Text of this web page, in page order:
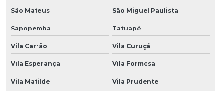
São Mateus São Miguel Paulista
Sapopemba Tatuapé
Vila Carrão Vila Curuçá
Vila Esperança Vila Formosa
Vila Matilde
Vila Prudente